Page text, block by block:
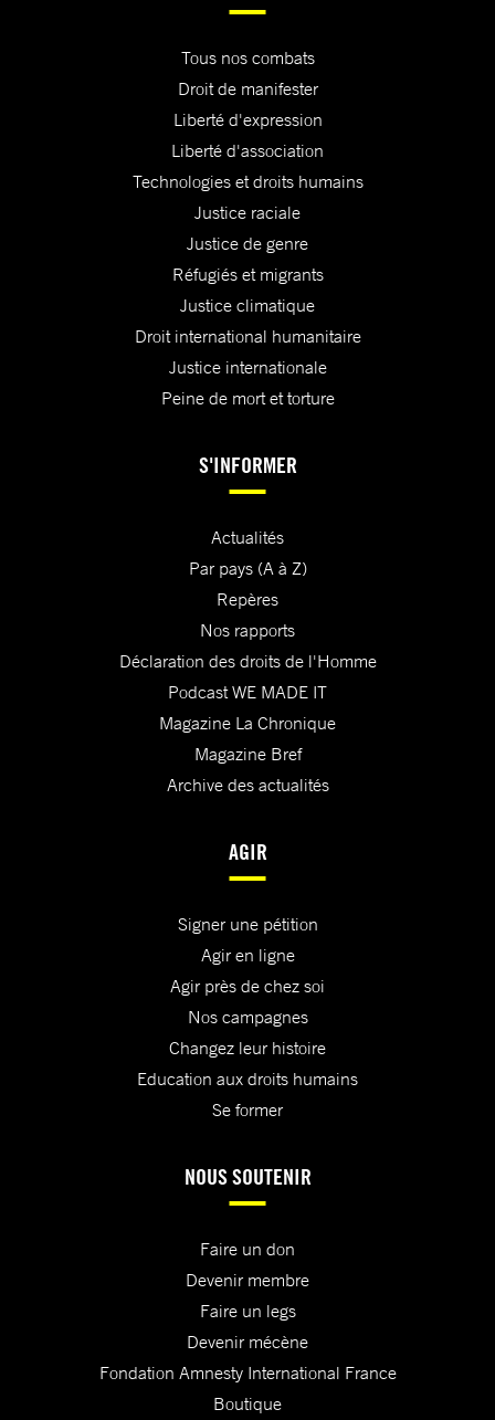
Tous nos combats
Droit de manifester
Liberté d'expression
Liberté d'association
Technologies et droits humains
Justice raciale
Justice de genre
Réfugiés et migrants
Justice climatique
Droit international humanitaire
Justice internationale
Peine de mort et torture
S'INFORMER
Actualités
Par pays (A à Z)
Repères
Nos rapports
Déclaration des droits de l'Homme
Podcast WE MADE IT
Magazine La Chronique
Magazine Bref
Archive des actualités
AGIR
Signer une pétition
Agir en ligne
Agir près de chez soi
Nos campagnes
Changez leur histoire
Education aux droits humains
Se former
NOUS SOUTENIR
Faire un don
Devenir membre
Faire un legs
Devenir mécène
Fondation Amnesty International France
Boutique